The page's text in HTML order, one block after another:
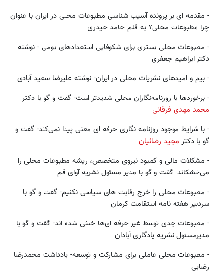
- مقدمه ای بر پرونده آسیب شناسی مطبوعات محلی در ایران با عنوان
­چرا مطبوعات محلی؟ به قلم حامد حیدری
- مطبوعات محلی بستری برای شکوفایی استعدادهای بومی - نوشته
دکتر ابراهیم جعفری
- بیم و امیدهای نشریات محلی در ایران- نوشته علیرضا سعید آبادی
- برخوردها با روزنامه‌نگاران محلی شدیدتر است- گفت و گو با دکتر
محمد مهدی فرقانی
- با شرایط موجود روزنامه نگاری حرفه ای معنی پیدا نمی‌کند- گفت و
گو با دکتر مجید رضائیان
- مشکلات مالی و کمبود نیروی متخصص، ریشه مطبوعات محلی را
می‌خشکاند- گفت و گو با مدیر مسئول نشریه آوای قم
- مطبوعات محلی را خرج رقابت­ های سیاسی نکنیم- گفت و گو با
سردبیر هفته نامه استقامت کرمان
- مطبوعات جدی توسط غیر حرفه ای‌ها خنثی شده اند- گفت و گو با
مدیرمسئول نشریه یادگاری آبادان
- مطبوعات محلی عاملی برای مشارکت و توسعه- یادداشت محمدرضا
رضایی